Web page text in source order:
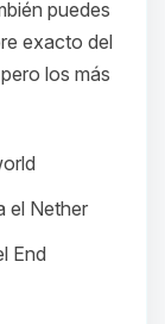
puedes
exacto del
los más
el Nether
End